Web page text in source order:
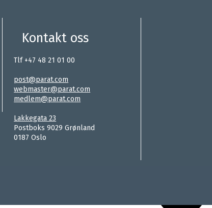
Kontakt oss
Tlf +47 48 21 01 00
post@parat.com
webmaster@parat.com
medlem@parat.com
Lakkegata 23
Postboks 9029 Grønland
0187 Oslo